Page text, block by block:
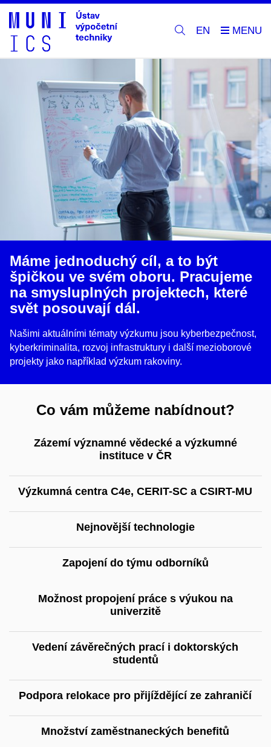
EN
Máme jednoduchý cíl, a to být
špičkou ve svém oboru. Pracujeme
na smysluplných projektech, které
svět posouvají dál.
Našimi aktuálními tématy výzkumu jsou kyberbezpečnost,
kyberkriminalita, rozvoj infrastruktury i další mezioborové
projekty jako například výzkum rakoviny.
Co vám můžeme nabídnout?
Zázemí významné vědecké a výzkumné
instituce v ČR
Výzkumná centra C4e, CERIT-SC a CSIRT-MU
Nejnovější technologie
Zapojení do týmu odborníků
Možnost propojení práce s výukou na
univerzitě
Vedení závěrečných prací i doktorských
studentů
Podpora relokace pro přijíždějící ze zahraničí
Množství zaměstnaneckých benefitů